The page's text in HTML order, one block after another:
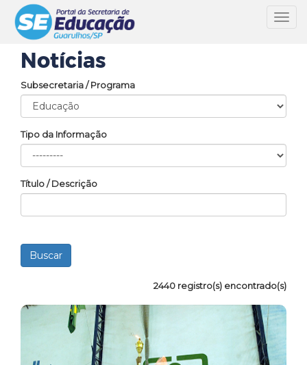
Notícias
Subsecretaria / Programa
Tipo da Informação
Título / Descrição
2440 registro(s) encontrado(s)